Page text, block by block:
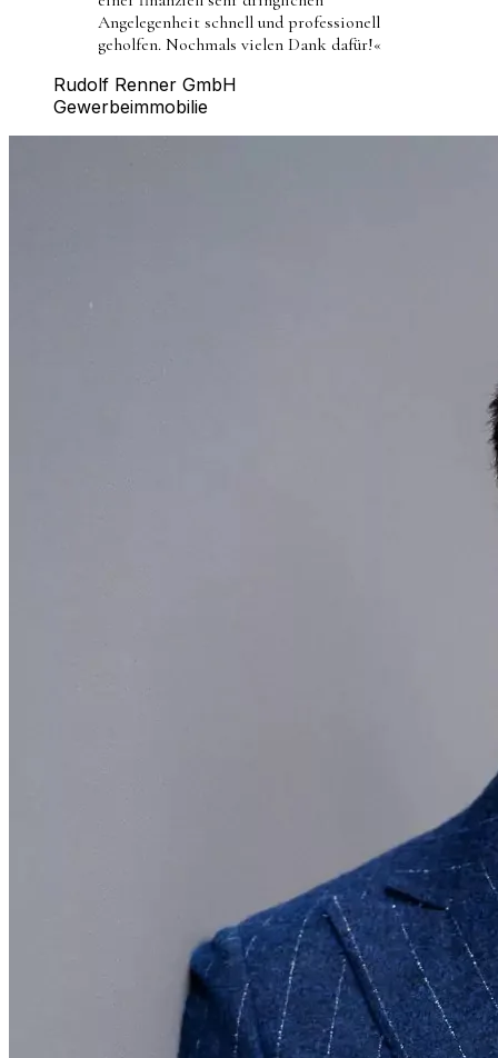
Angelegenheit schnell und professionell
geholfen. Nochmals vielen Dank dafür!«
Rudolf Renner GmbH
Gewerbeimmobilie